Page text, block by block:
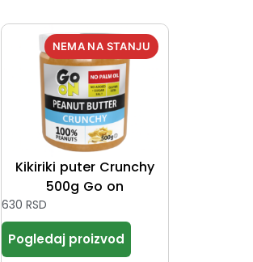
Kikiriki puter Crunchy
500g Go on
630 RSD